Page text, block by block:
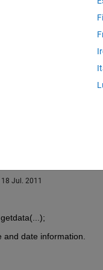
kommentieren.
Jul. 2011
and date information.